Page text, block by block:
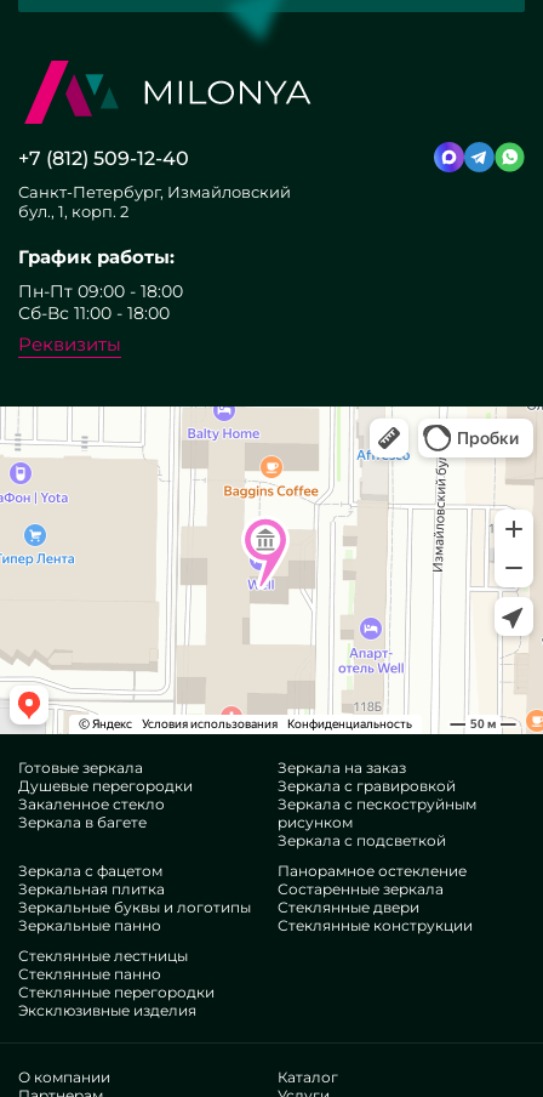
+7 (812) 509-12-40
Санкт-Петербург, Измайловский
бул., 1, корп. 2
График работы:
Пн-Пт 09:00 - 18:00
Сб-Вс 11:00 - 18:00
Реквизиты
Готовые зеркала
Душевые перегородки
Закаленное стекло
Зеркала в багете
Зеркала на заказ
Зеркала с гравировкой
Зеркала с пескоструйным
рисунком
Зеркала с подсветкой
Зеркала с фацетом
Зеркальная плитка
Зеркальные буквы и логотипы
Зеркальные панно
Панорамное остекление
Состаренные зеркала
Стеклянные двери
Стеклянные конструкции
Стеклянные лестницы
Стеклянные панно
Стеклянные перегородки
Эксклюзивные изделия
О компании
Каталог